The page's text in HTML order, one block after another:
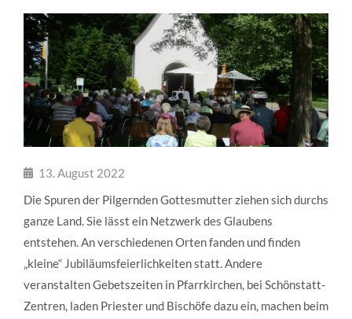
13. August 2022
Die Spuren der Pilgernden Gottesmutter ziehen sich durchs
ganze Land. Sie lässt ein Netzwerk des Glaubens
entstehen. An verschiedenen Orten fanden und finden
„kleine“ Jubiläumsfeierlichkeiten statt. Andere
veranstalten Gebetszeiten in Pfarrkirchen, bei Schönstatt-
Zentren, laden Priester und Bischöfe dazu ein, machen beim